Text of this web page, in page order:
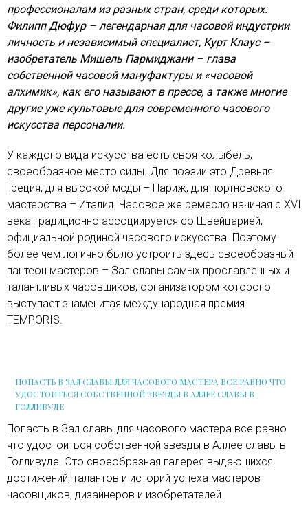
профессионалам из разных стран, среди которых:
Филипп Дюфур – легендарная для часовой индустрии
личность и независимый специалист, Курт Клаус –
изобретатель Мишель Пармиджани – глава
собственной часовой мануфактуры и «часовой
алхимик», как его называют в прессе, а также многие
другие уже культовые для современного часового
искусства персоналии.
У каждого вида искусства есть своя колыбель,
своеобразное место силы. Для поэзии это Древняя
Греция, для высокой моды – Париж, для портновского
мастерства – Италия. Часовое же ремесло начиная с XVI
века традиционно ассоциируется со Швейцарией,
официальной родиной часового искусства. Поэтому
более чем логично было устроить здесь своеобразный
пантеон мастеров – Зал славы самых прославленных и
талантливых часовщиков, организатором которого
выступает знаменитая международная премия
TEMPORIS.
ПОПАСТЬ В ЗАЛ СЛАВЫ ДЛЯ ЧАСОВОГО МАСТЕРА ВСЕ РАВНО ЧТО
УДОСТОИТЬСЯ СОБСТВЕННОЙ ЗВЕЗДЫ В АЛЛЕЕ СЛАВЫ В
ГОЛЛИВУДЕ
Попасть в Зал славы для часового мастера все равно
что удостоиться собственной звезды в Аллее славы в
Голливуде. Это своеобразная галерея выдающихся
достижений, талантов и историй успеха мастеров-
часовщиков, дизайнеров и изобретателей.